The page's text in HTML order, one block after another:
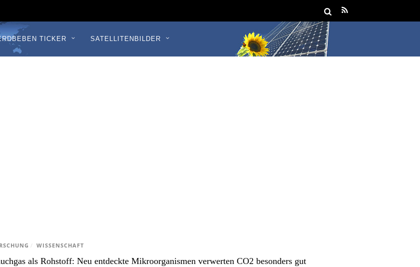
TICKER SATELLITENBILDER
/ WISSENSCHAFT
als Rohstoff: Neu entdeckte Mikroorganismen verwerten CO2 besonders gut